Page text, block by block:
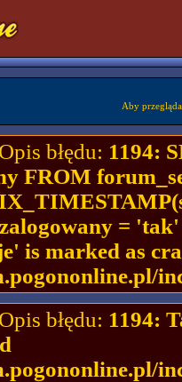
Aby
błędu: 1194:
FROM
=
is marked as
błędu: 1194: